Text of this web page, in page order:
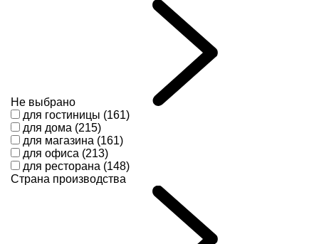
Не выбрано
для гостиницы (161)
для дома (215)
для магазина (161)
для офиса (213)
для ресторана (148)
Страна производства